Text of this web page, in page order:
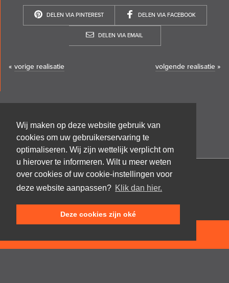
Wij maken op deze website gebruik van
cookies om uw gebruikerservaring te
optimaliseren. Wij zijn wettelijk verplicht om
u hierover te informeren. Wilt u meer weten
over cookies of uw cookie-instellingen voor
deze website aanpassen? Klik dan hier.
Deze cookies zijn oké
DELEN VIA PINTEREST DELEN VIA FACEBOOK
DELEN VIA EMAIL
« vorige realisatie volgende realisatie »
Architectenbureau Frank GRUWEZ bvba
9700 Oudenaarde
T +32 (0)55 45 53 63
Speldenstraat 10